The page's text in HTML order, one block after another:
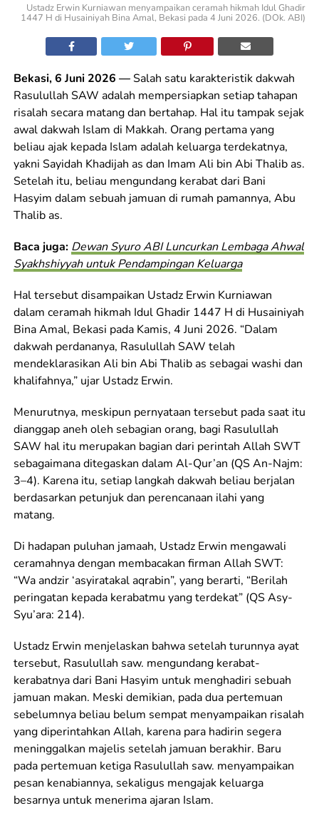
Ustadz Erwin Kurniawan menyampaikan ceramah hikmah Idul Ghadir
1447 H di Husainiyah Bina Amal, Bekasi pada 4 Juni 2026. (DOk. ABI)
Bekasi, 6 Juni 2026 —Salah satu karakteristik dakwah
Rasulullah SAW adalah mempersiapkan setiap tahapan
risalah secara matang dan bertahap. Hal itu tampak sejak
awal dakwah Islam di Makkah. Orang pertama yang
beliau ajak kepada Islam adalah keluarga terdekatnya,
yakni Sayidah Khadijah as dan Imam Ali bin Abi Thalib as.
Setelah itu, beliau mengundang kerabat dari Bani
Hasyim dalam sebuah jamuan di rumah pamannya, Abu
Thalib as.
Baca juga: Dewan Syuro ABI Luncurkan Lembaga Ahwal
Syakhshiyyah untuk Pendampingan Keluarga
Hal tersebut disampaikan Ustadz Erwin Kurniawan
dalam ceramah hikmah Idul Ghadir 1447 H di Husainiyah
Bina Amal, Bekasi pada Kamis, 4 Juni 2026. “Dalam
dakwah perdananya, Rasulullah SAW telah
mendeklarasikan Ali bin Abi Thalib as sebagai washi dan
khalifahnya,” ujar Ustadz Erwin.
Menurutnya, meskipun pernyataan tersebut pada saat itu
dianggap aneh oleh sebagian orang, bagi Rasulullah
SAW hal itu merupakan bagian dari perintah Allah SWT
sebagaimana ditegaskan dalam Al-Qur’an (QS An-Najm:
3–4). Karena itu, setiap langkah dakwah beliau berjalan
berdasarkan petunjuk dan perencanaan ilahi yang
matang.
Di hadapan puluhan jamaah, Ustadz Erwin mengawali
ceramahnya dengan membacakan firman Allah SWT:
“Wa andzir ‘asyiratakal aqrabin”, yang berarti, “Berilah
peringatan kepada kerabatmu yang terdekat” (QS Asy-
Syu’ara: 214).
Ustadz Erwin menjelaskan bahwa setelah turunnya ayat
tersebut, Rasulullah saw. mengundang kerabat-
kerabatnya dari Bani Hasyim untuk menghadiri sebuah
jamuan makan. Meski demikian, pada dua pertemuan
sebelumnya beliau belum sempat menyampaikan risalah
yang diperintahkan Allah, karena para hadirin segera
meninggalkan majelis setelah jamuan berakhir. Baru
pada pertemuan ketiga Rasulullah saw. menyampaikan
pesan kenabiannya, sekaligus mengajak keluarga
besarnya untuk menerima ajaran Islam.